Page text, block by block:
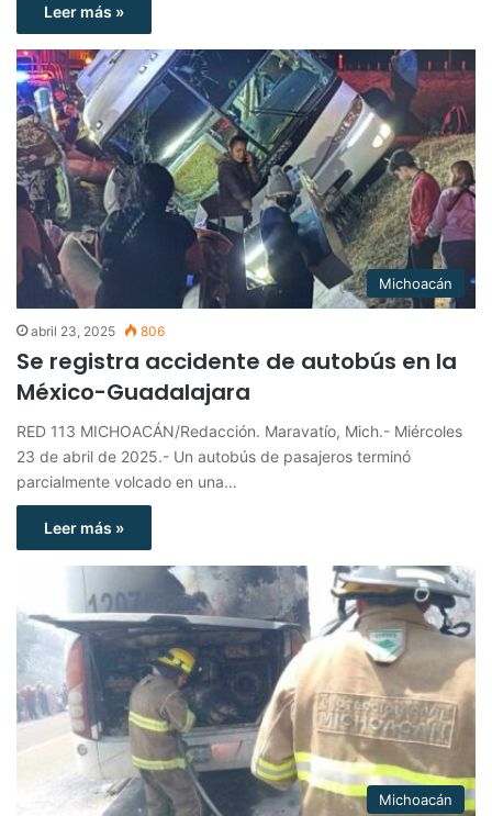
Leer más »
Michoacán
abril 23, 2025 806
Se registra accidente de autobús en la
México-Guadalajara
RED 113 MICHOACÁN/Redacción. Maravatío, Mich.- Miércoles
23 de abril de 2025.- Un autobús de pasajeros terminó
parcialmente volcado en una…
Leer más »
Michoacán